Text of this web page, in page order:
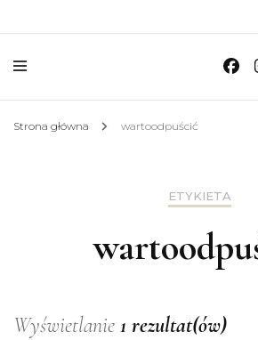
Strona główna wartoodpuścić
ETYKIETA
Wyświetlanie 1 rezultat(ów)